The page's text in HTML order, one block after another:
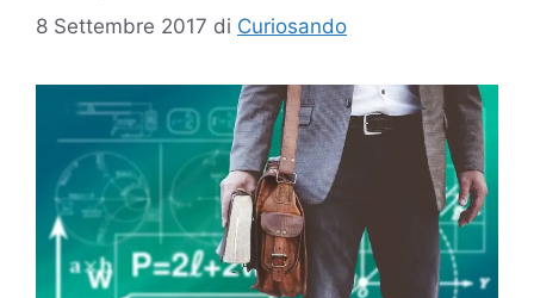
8 Settembre 2017 di Curiosando